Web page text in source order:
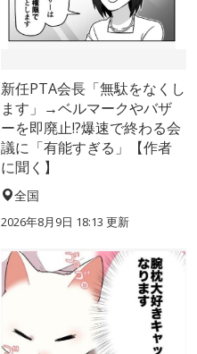
新任PTA会長「無駄をなくし
ます」→ベルマークやバザ
ーを即廃止!?爆速で終わる会
議に「有能すぎる」【作者
に聞く】
全国
2026年8月9日 18:13 更新